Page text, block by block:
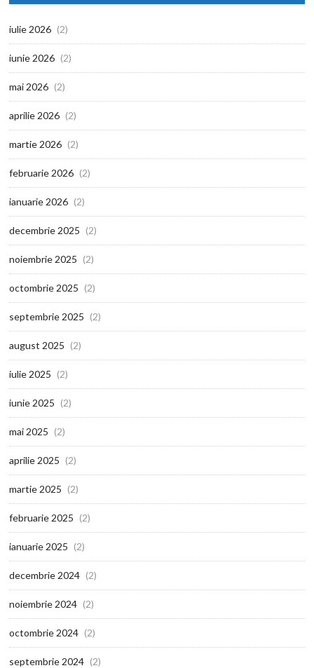
iulie 2026 (2)
iunie 2026 (2)
mai 2026 (2)
aprilie 2026 (2)
martie 2026 (2)
februarie 2026 (2)
ianuarie 2026 (2)
decembrie 2025 (2)
noiembrie 2025 (2)
octombrie 2025 (2)
septembrie 2025 (2)
august 2025 (2)
iulie 2025 (2)
iunie 2025 (2)
mai 2025 (2)
aprilie 2025 (2)
martie 2025 (2)
februarie 2025 (2)
ianuarie 2025 (2)
decembrie 2024 (2)
noiembrie 2024 (2)
octombrie 2024 (2)
septembrie 2024 (2)